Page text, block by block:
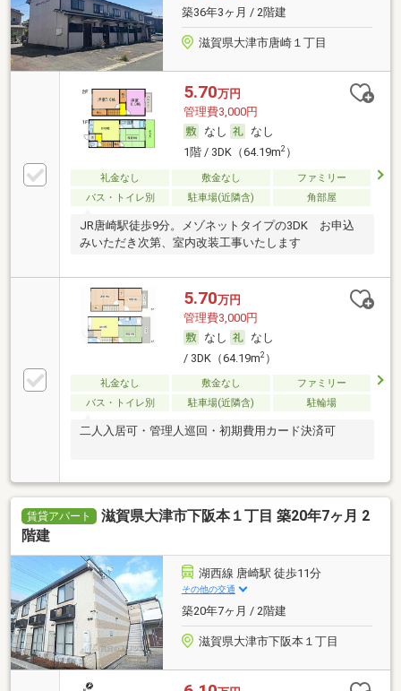
築36年3ヶ月 / 2階建
滋賀県大津市唐崎１丁目
5.70万円
管理費3,000円
なし
なし
1階 / 3DK（64.19m2）
礼金なし 敷金なし
ファミリー
バス・トイレ別
駐車場(近隣含) 角部屋
JR唐崎駅徒歩9分。メゾネットタイプの3DK お申込
みいただき次第、室内改装工事いたします
5.70万円
管理費3,000円
なし
なし
/ 3DK（64.19m2）
礼金なし 敷金なし
ファミリー
バス・トイレ別
駐車場(近隣含) 駐輪場
二人入居可・管理人巡回・初期費用カード決済可
賃貸アパート
滋賀県大津市下阪本１丁目 築20年7ヶ月 2
階建
湖西線 唐崎駅 徒歩11分
その他の交通
築20年7ヶ月 / 2階建
滋賀県大津市下阪本１丁目